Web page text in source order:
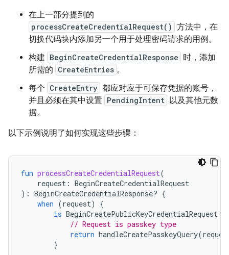
在上一部分提到的
processCreateCredentialRequest() 方法中，在
切换代码块内添加另一个用于处理密码请求的用例。
构建 BeginCreateCredentialResponse 时，添加
所需的 CreateEntries 。
每个 CreateEntry 都应对应于可保存凭据的账号，
并且必须在其中设置 PendingIntent 以及其他元数
据。
以下示例说明了如何实现这些步骤：
fun processCreateCredentialRequest(
request : BeginCreateCredentialRequest
): BeginCreateCredentialResponse? {
when (request)
{
is BeginCreatePublicKeyCredentialRequest
// Request is passkey type
return handleCreatePasskeyQuery(
}